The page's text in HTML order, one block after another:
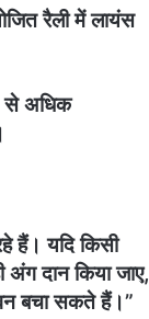
रैली में लायंस
से अधिक
हैं। यदि किसी
अंग दान किया जाए,
बचा सकते हैं।”